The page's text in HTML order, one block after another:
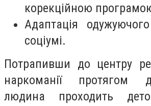
корекційною
Адаптація
соціумі.
Потрапивши до центру
наркоманії протягом
людина проходить